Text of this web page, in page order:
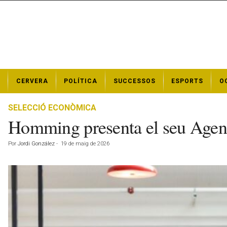
t
CERVERA POLÍTICA SUCCESSOS ESPORTS
SELECCIÓ ECONÒMICA
Homming presenta el seu
Por Jordi González - 19 de maig de 2026